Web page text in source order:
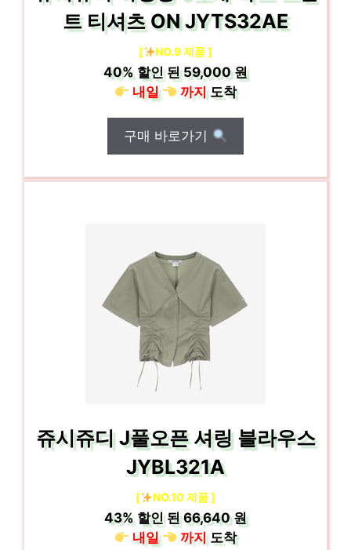
트 티셔츠 ON JYTS32AE
[ NO.9 제품 ]
40%할인 된59,000 원
내일
까지도착
구매 바로가기
쥬시쥬디 J풀오픈 셔링 블라우스
JYBL321A
[ NO.10 제품 ]
43%할인 된66,640 원
내일
까지도착